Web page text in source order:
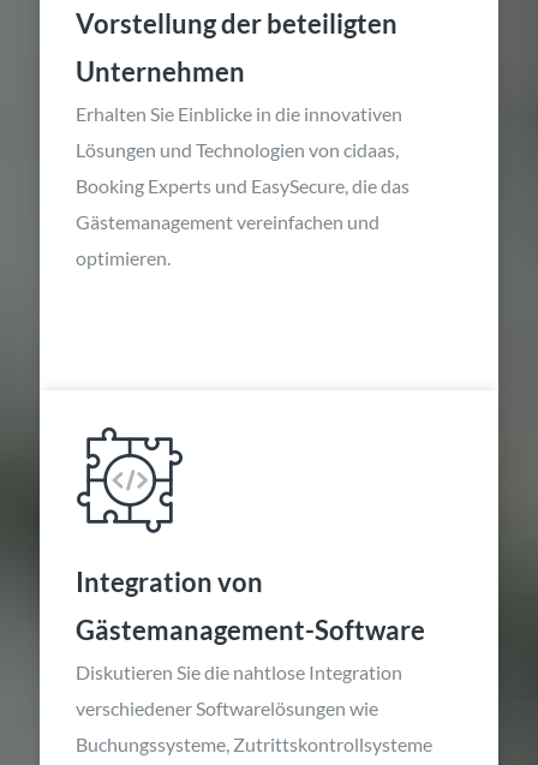
Vorstellung der beteiligten
Unternehmen
Erhalten Sie Einblicke in die innovativen
Lösungen und Technologien von cidaas,
Booking Experts und EasySecure, die das
Gästemanagement vereinfachen und
optimieren.
Integration von
Gästemanagement-Software
Diskutieren Sie die nahtlose Integration
verschiedener Softwarelösungen wie
Buchungssysteme, Zutrittskontrollsysteme